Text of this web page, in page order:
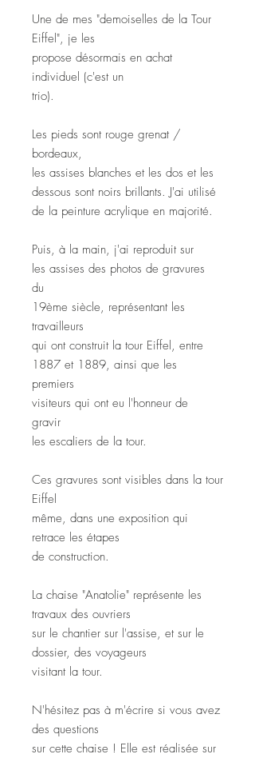
Une de mes "demoiselles de la Tour
Eiffel", je les
propose désormais en achat
individuel (c'est un
trio).
Les pieds sont rouge grenat /
bordeaux,
les assises blanches et les dos et les
dessous sont noirs brillants. J'ai utilisé
de la peinture acrylique en majorité.
Puis, à la main, j'ai reproduit sur
les assises des photos de gravures
du
19ème siècle, représentant les
travailleurs
qui ont construit la tour Eiffel, entre
1887 et 1889, ainsi que les
premiers
visiteurs qui ont eu l'honneur de
gravir
les escaliers de la tour.
Ces gravures sont visibles dans la tour
Eiffel
même, dans une exposition qui
retrace les étapes
de construction.
La chaise "Anatolie" représente les
travaux des ouvriers
sur le chantier sur l'assise, et sur le
dossier, des voyageurs
visitant la tour.
N'hésitez pas à m'écrire si vous avez
des questions
sur cette chaise ! Elle est réalisée sur